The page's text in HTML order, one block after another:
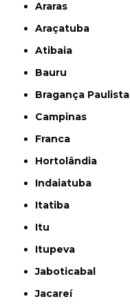
Araras
Araçatuba
Atibaia
Bauru
Bragança Paulista
Campinas
Franca
Hortolândia
Indaiatuba
Itatiba
Itu
Itupeva
Jaboticabal
Jacareí